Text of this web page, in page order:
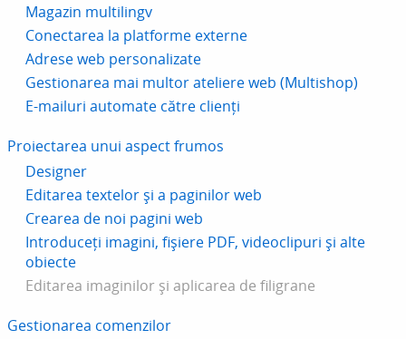
Magazin multilingv
Conectarea la platforme externe
Adrese web personalizate
Gestionarea mai multor ateliere web (Multishop)
E-mailuri automate către clienți
Proiectarea unui aspect frumos
Designer
Editarea textelor și a paginilor web
Crearea de noi pagini web
Introduceți imagini, fișiere PDF, videoclipuri și alte
obiecte
Editarea imaginilor și aplicarea de filigrane
Gestionarea comenzilor